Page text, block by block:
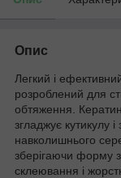
Опис
Легкий і
розроблений для
обтяження.
згладжує кутикулу
навколишнього
зберігаючи форму
склеювання і